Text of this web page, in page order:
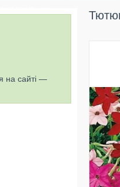
на сайті —